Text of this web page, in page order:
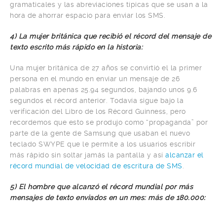
gramaticales y las abreviaciones típicas que se usan a la
hora de ahorrar espacio para enviar los SMS.
4) La mujer británica que recibió el récord del mensaje de
texto escrito más rápido en la historia:
Una mujer británica de 27 años se convirtió el la primer
persona en el mundo en enviar un mensaje de 26
palabras en apenas 25.94 segundos, bajando unos 9.6
segundos el récord anterior. Todavía sigue bajo la
verificación del Libro de los Récord Guinness, pero
recordemos que esto se produjo como “propaganda” por
parte de la gente de Samsung que usaban el nuevo
teclado SWYPE que le permite a los usuarios escribir
más rápido sin soltar jamás la pantalla y así alcanzar el
récord mundial de velocidad de escritura de SMS
5) El hombre que alcanzó el récord mundial por más
mensajes de texto enviados en un mes: más de 180.000: